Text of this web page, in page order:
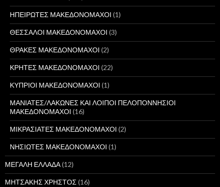
ΗΠΕΙΡΩΤΕΣ ΜΑΚΕΔΟΝΟΜΑΧΟΙ (1)
ΘΕΣΣΑΛΟΙ ΜΑΚΕΔΟΝΟΜΑΧΟΙ (3)
ΘΡΑΚΕΣ ΜΑΚΕΔΟΝΟΜΑΧΟΙ (2)
ΚΡΗΤΕΣ ΜΑΚΕΔΟΝΟΜΑΧΟΙ (22)
ΚΥΠΡΙΟΙ ΜΑΚΕΔΟΝΟΜΑΧΟΙ (1)
ΜΑΝΙΑΤΕΣ/ΛΑΚΩΝΕΣ ΚΑΙ ΛΟΙΠΟΙ ΠΕΛΟΠΟΝΝΗΣΙΟΙ
ΜΑΚΕΔΟΝΟΜΑΧΟΙ (16)
ΜΙΚΡΑΣΙΑΤΕΣ ΜΑΚΕΔΟΝΟΜΑΧΟΙ (2)
ΝΗΣΙΩΤΕΣ ΜΑΚΕΔΟΝΟΜΑΧΟΙ (1)
ΜΕΓΑΛΗ ΕΛΛΑΔΑ(12)
ΜΗΤΣΑΚΗΣ ΧΡΗΣΤΟΣ(16)